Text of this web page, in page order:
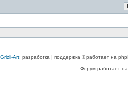
Grizli-Art: разработка | поддержка © работает на
Форум работает